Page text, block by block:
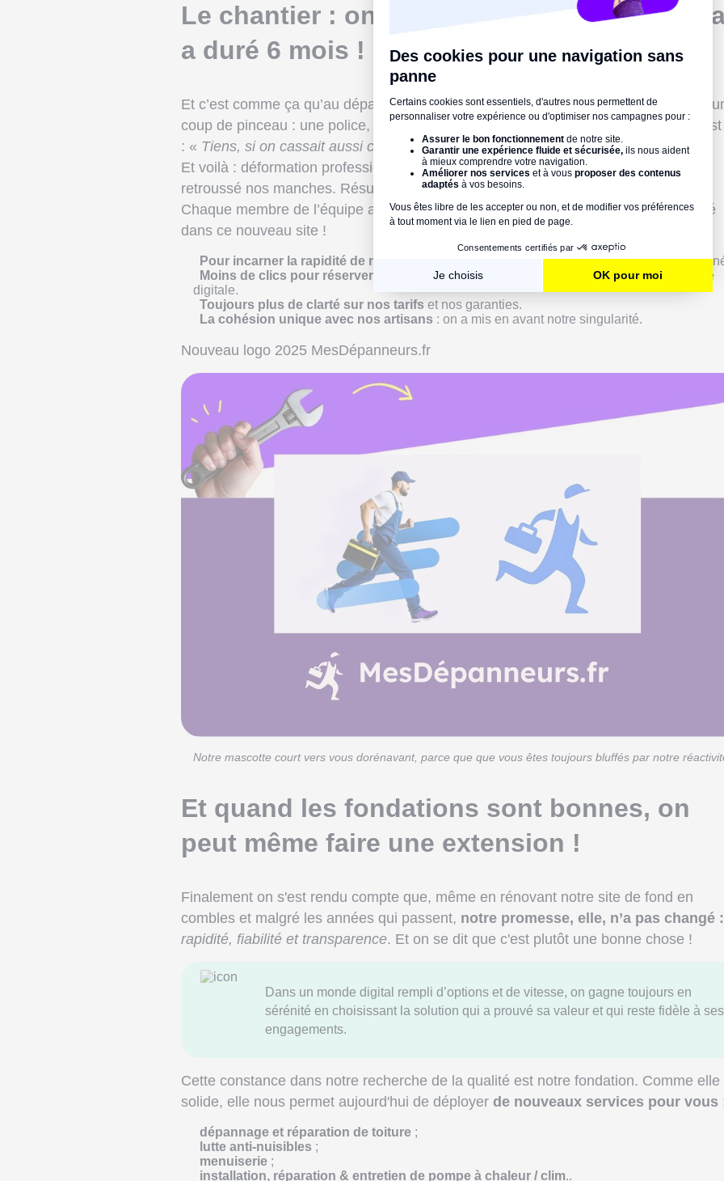
Le chantier : on voulait juste repeindre…
a duré 6 mois !
Et c’est comme ça qu’au départ, on pensait juste moderniser 2 ou 3 finitions, juste
coup de pinceau : une police, quelques couleurs… Et puis, de fil en aiguille, on
: « Tiens, si on cassait aussi cette cloison ?»
Et voilà : déformation professionnelle oblige,on a sorti toute la caisse à outils
retroussé nos manches. Résultat : 6 mois de chantier.
Chaque membre de l’équipe avait sa petite idée derrière la tête, et on a tout intégré
dans ce nouveau site !
Pour incarner la rapidité de nos rendez-vous
, que vous appréciez tant : un logo
Moins de clics pour réserver , une navigation plus fluide : on a revu toute notre plomberie
digitale.
Toujours plus de clarté sur nos tarifs et nos garanties.
La cohésion unique avec nos artisans : on a mis en avant notre singularité.
Nouveau logo 2025 MesDépanneurs.fr
Notre mascotte court vers vous dorénavant, parce que que vous êtes toujours bluffés par notre
Et quand les fondations sont bonnes, on
peut même faire une extension !
Finalement on s'est rendu compte que, même en rénovant notre site de fond en
combles et malgré les années qui passent, notre promesse, elle, n’a pas changé :
rapidité, fiabilité et transparence. Et on se dit que c'est plutôt une bonne chose !
Dans un monde digital rempli d’options et de vitesse, on gagne toujours en
sérénité en choisissant la solution qui a prouvé sa valeur et qui reste fidèle à ses
engagements.
Cette constance dans notre recherche de la qualité est notre fondation. Comme elle
solide, elle nous permet aujourd'hui de déployer de nouveaux services pour vous
dépannage et réparation de toiture ;
lutte anti-nuisibles ;
menuiserie ;
installation, réparation & entretien de pompe à chaleur / clim..